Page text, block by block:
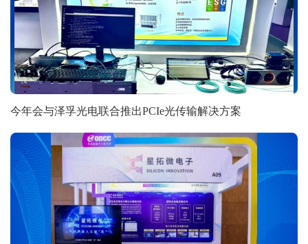
今年会与泽孚光电联合推出PCIe光传输解决方案